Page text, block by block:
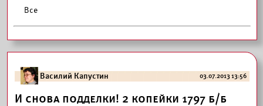
Все
Василий Капустин 03.07.2013 13:56
И снова подделки! 2 копейки 1797 б/б